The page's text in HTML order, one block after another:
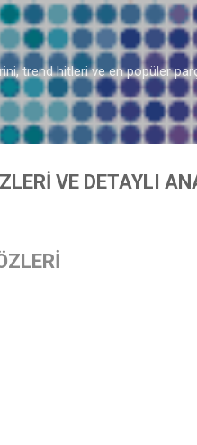
atla
trend hitleri ve en popüler
VE DETAYLI